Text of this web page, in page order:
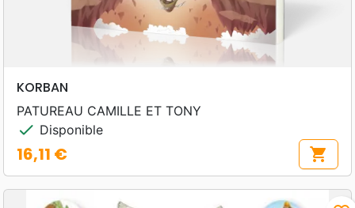
KORBAN
PATUREAU CAMILLE ET TONY
check Disponible
Prix
16,11 € shopping_cart